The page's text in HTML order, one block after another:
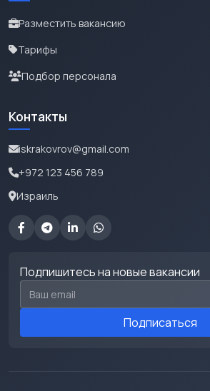
Разместить вакансию
Тарифы
Подбор персонала
Контакты
iskrakovrov@gmail.com
+972 123 456 789
Израиль
Подпишитесь на новые вакансии
Email для подписки
Подписаться